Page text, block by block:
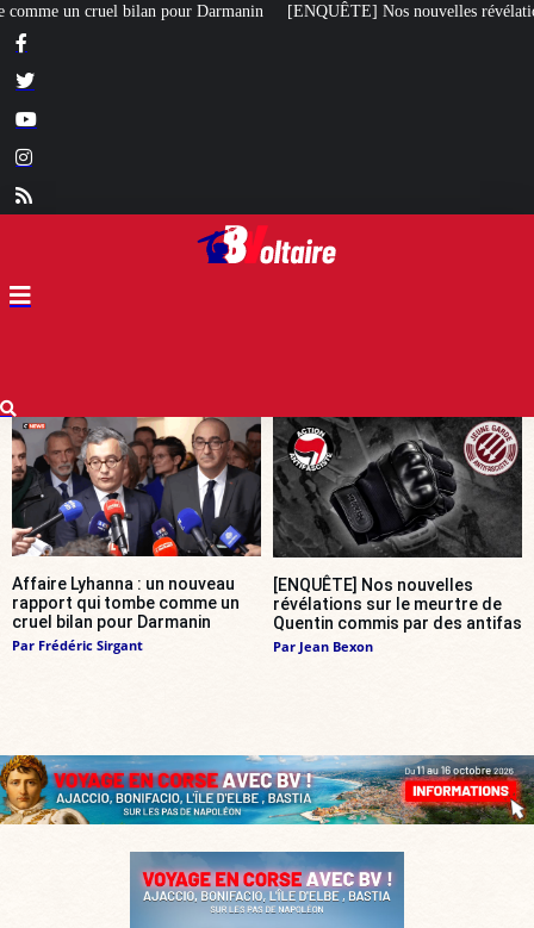
[ENQUÊTE] Nos nouvelles révélations sur le meurtre de Quentin
Affaire Lyhanna : un nouveau
rapport qui tombe comme un
cruel bilan pour Darmanin
Par Frédéric Sirgant
[ENQUÊTE] Nos nouvelles
révélations sur le meurtre de
Quentin commis par des antifas
Par Jean Bexon